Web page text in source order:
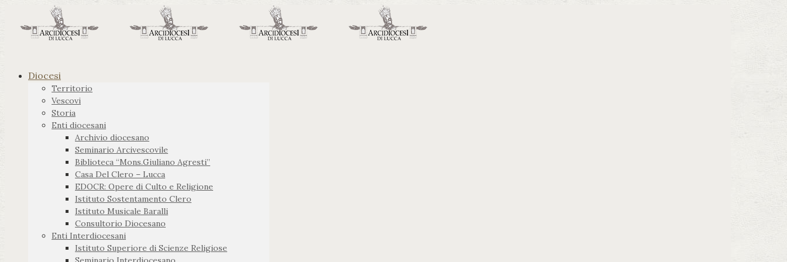
Diocesi
Territorio
Vescovi
Storia
Enti diocesani
Archivio diocesano
Seminario Arcivescovile
Biblioteca “Mons.Giuliano Agresti”
Casa Del Clero – Lucca
EDOCR: Opere di Culto e Religione
Istituto Sostentamento Clero
Istituto Musicale Baralli
Consultorio Diocesano
Enti Interdiocesani
Istituto Superiore di Scienze Religiose